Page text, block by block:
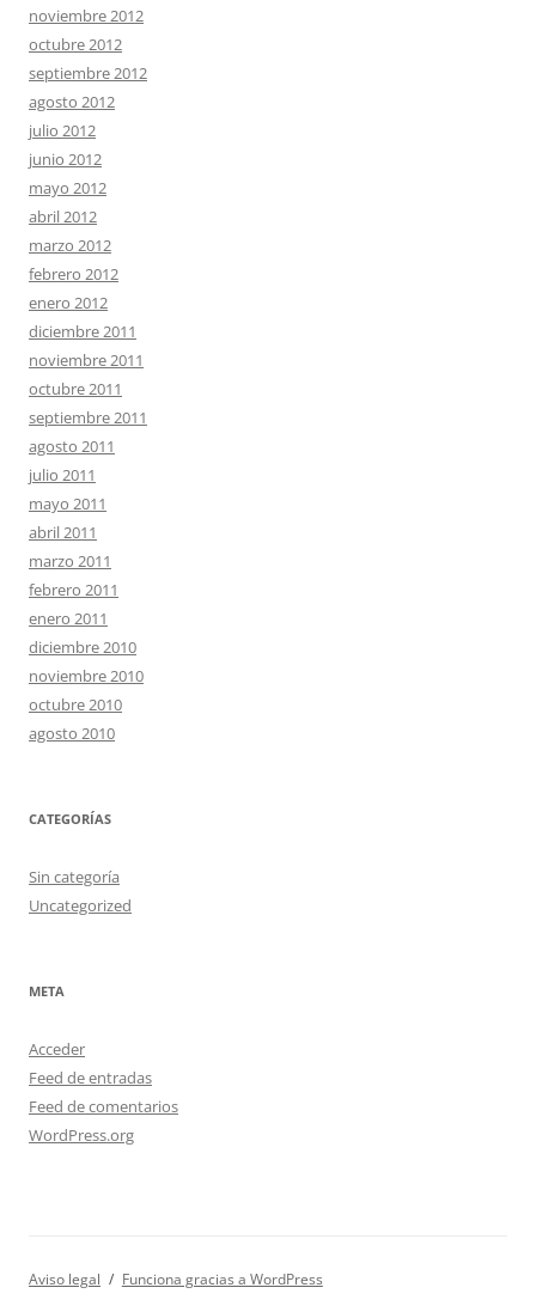
noviembre 2012
octubre 2012
septiembre 2012
agosto 2012
julio 2012
junio 2012
mayo 2012
abril 2012
marzo 2012
febrero 2012
enero 2012
diciembre 2011
noviembre 2011
octubre 2011
septiembre 2011
agosto 2011
julio 2011
mayo 2011
abril 2011
marzo 2011
febrero 2011
enero 2011
diciembre 2010
noviembre 2010
octubre 2010
agosto 2010
CATEGORÍAS
Sin categoría
Uncategorized
META
Acceder
Feed de entradas
Feed de comentarios
WordPress.org
Aviso legal Funciona gracias a WordPress